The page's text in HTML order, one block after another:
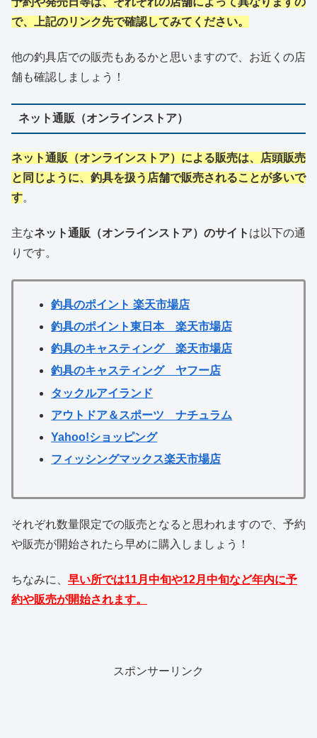
で、上記のリンク先で確認してみてください。
他の釣具店での販売もあるかと思いますので、お近くの店
舗も確認しましょう！
ネット通販（オンラインストア）
ネット通販（オンラインストア）による販売は、店頭販売
と同じように、釣具を扱う店舗で販売されることが多いで
す。
主なネット通販（オンラインストア）のサイト は以下の通
りです。
釣具のポイント 楽天市場店
釣具のポイント東日本 楽天市場店
釣具のキャスティング 楽天市場店
釣具のキャスティング ヤフー店
タックルアイランド
アウトドア＆スポーツ ナチュラム
Yahoo!ショッピング
フィッシングマックス楽天市場店
それぞれ数量限定での販売となると思われますので、予約
や販売が開始されたら早めに購入しましょう！
ちなみに、 早い所では11月中旬や12月中旬など年内に予
約や販売が開始されます。
スポンサーリンク